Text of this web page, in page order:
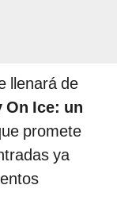
llenará de
On Ice: un
promete
ya